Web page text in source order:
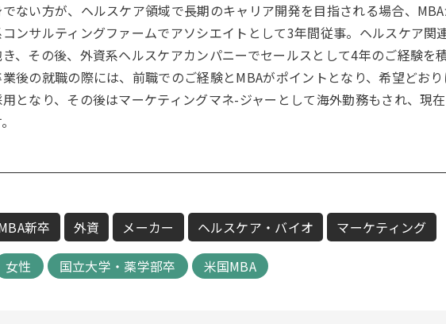
ない方が、ヘルスケア領域で長期のキャリア開発を目指される場合、
ンサルティングファームでアソシエイトとして3年間従事。ヘルスケア関
、その後、外資系ヘルスケアカンパニーでセールスとして4年のご経験を
後の就職の際には、前職でのご経験とMBAがポイントとなり、希望どお
となり、その後はマーケティングマネ-ジャーとして海外勤務もされ、現
新卒 外資 メーカー ヘルスケア・バイオ マーケティング
女性 国立大学・薬学部卒 米国MBA